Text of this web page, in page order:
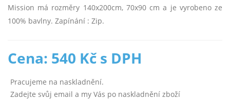
Mission má rozměry 140x200cm, 70x90 cm a je vyrobeno ze
100% bavlny. Zapínání : Zip.
Cena: 540 Kč s DPH
Pracujeme na naskladnění.
Zadejte svůj email a my Vás po naskladnění zboží